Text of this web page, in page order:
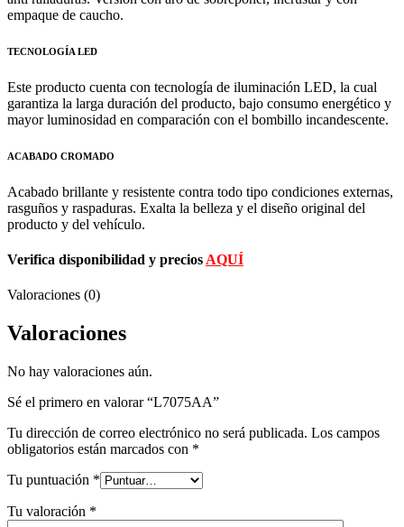
empaque de caucho.
TECNOLOGÍA LED
Este producto cuenta con tecnología de iluminación LED, la cual
garantiza la larga duración del producto, bajo consumo energético y
mayor luminosidad en comparación con el bombillo incandescente.
ACABADO CROMADO
Acabado brillante y resistente contra todo tipo condiciones externas,
rasguños y raspaduras. Exalta la belleza y el diseño original del
producto y del vehículo.
Verifica disponibilidad y precios AQUÍ
Valoraciones (0)
Valoraciones
No hay valoraciones aún.
Sé el primero en valorar “L7075AA”
Tu dirección de correo electrónico no será publicada. Los campos
obligatorios están marcados con *
Tu puntuación *
Tu valoración *